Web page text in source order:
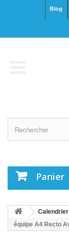
Blog
Panier
équipe A4 Recto